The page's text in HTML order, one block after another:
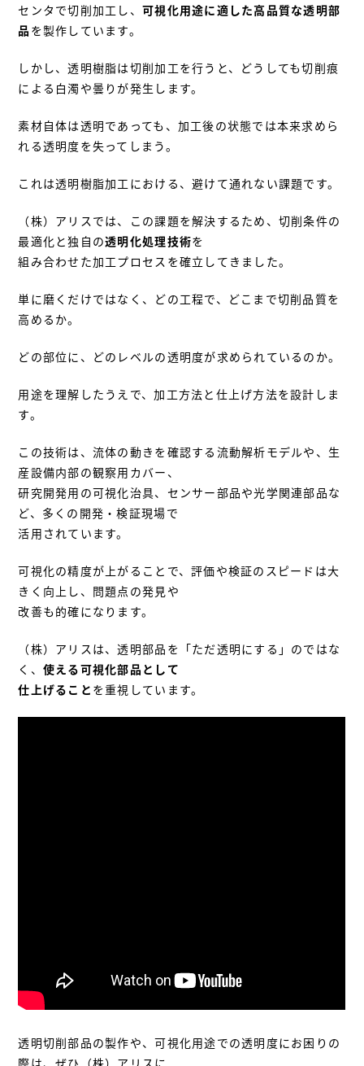
センタで切削加工し、 可視化用途に適した高品質な透明部
品 を製作しています。
しかし、透明樹脂は切削加工を行うと、どうしても切削痕
による白濁や曇りが発生します。
素材自体は透明であっても、加工後の状態では本来求めら
れる透明度を失ってしまう。
これは透明樹脂加工における、避けて通れない課題です。
（株）アリスでは、この課題を解決するため、切削条件の
最適化と独自の透明化処理技術を
組み合わせた加工プロセスを確立してきました。
単に磨くだけではなく、どの工程で、どこまで切削品質を
高めるか。
どの部位に、どのレベルの透明度が求められているのか。
用途を理解したうえで、加工方法と仕上げ方法を設計しま
す。
この技術は、流体の動きを確認する流動解析モデルや、生
産設備内部の観察用カバー、
研究開発用の可視化治具、センサー部品や光学関連部品な
ど、多くの開発・検証現場で
活用されています。
可視化の精度が上がることで、評価や検証のスピードは大
きく向上し、問題点の発見や
改善も的確になります。
（株）アリスは、透明部品を「ただ透明にする」のではな
く、 使える可視化部品として
仕上げること を重視しています。
透明切削部品の製作や、可視化用途での透明度にお困りの
際は、ぜひ（株）アリスに